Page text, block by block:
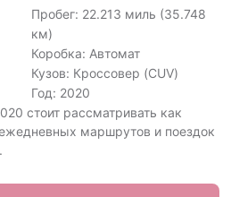
Пробег: 22.213 миль (35.748
км)
Коробка: Автомат
Кузов: Кроссовер (CUV)
Год: 2020
стоит рассматривать как
маршрутов и поездок